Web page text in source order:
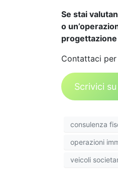
Se stai
o
Contattaci
Scrivici
consulenza
operazioni
veicoli